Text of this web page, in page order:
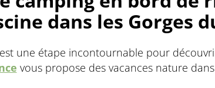
dans les Gorges
une étape incontournable pour
vous propose des vacances nature